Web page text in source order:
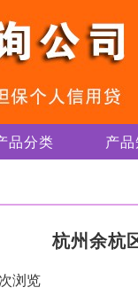
品分类 产
杭州余杭
浏览